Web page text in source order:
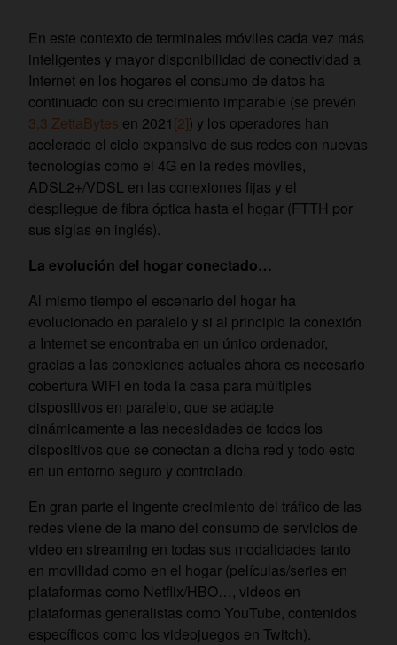
En este contexto de terminales móviles cada vez más
inteligentes y mayor disponibilidad de conectividad a
Internet en los hogares el consumo de datos ha
continuado con su crecimiento imparable (se prevén
3,3 ZettaBytes en 2021 [2]) y los operadores han
acelerado el ciclo expansivo de sus redes con nuevas
tecnologías como el 4G en la redes móviles,
ADSL2+/VDSL en las conexiones fijas y el
despliegue de fibra óptica hasta el hogar (FTTH por
sus siglas en inglés).
La evolución del hogar conectado…
Al mismo tiempo el escenario del hogar ha
evolucionado en paralelo y si al principio la conexión
a Internet se encontraba en un único ordenador,
gracias a las conexiones actuales ahora es necesario
cobertura WiFi en toda la casa para múltiples
dispositivos en paralelo, que se adapte
dinámicamente a las necesidades de todos los
dispositivos que se conectan a dicha red y todo esto
en un entorno seguro y controlado.
En gran parte el ingente crecimiento del tráfico de las
redes viene de la mano del consumo de servicios de
video en streaming en todas sus modalidades tanto
en movilidad como en el hogar (películas/series en
plataformas como Netflix/HBO…, videos en
plataformas generalistas como YouTube, contenidos
específicos como los videojuegos en Twitch).